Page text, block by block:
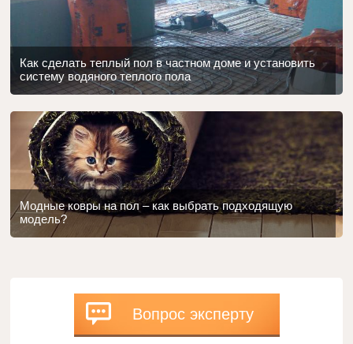
Как сделать теплый пол в частном доме и установить
систему водяного теплого пола
Модные ковры на пол – как выбрать подходящую
модель?
Вопрос эксперту